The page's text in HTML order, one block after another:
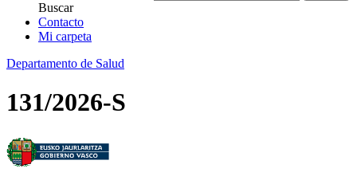
Buscar
Contacto
Mi carpeta
Departamento de Salud
131/2026-S